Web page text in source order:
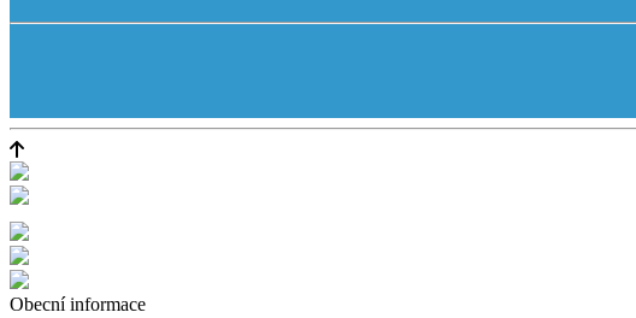
Obecní informace